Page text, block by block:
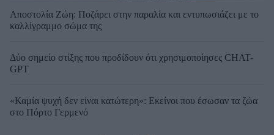
Αποστολία Ζώη: Ποζάρει στην παραλία και εντυπωσιάζει με το
καλλίγραμμο σώμα της
Δύο σημείο στίξης που προδίδουν ότι χρησιμοποίησες CHAT-
GPT
«Καμία ψυχή δεν είναι κατώτερη»: Εκείνοι που έσωσαν τα ζώα
στο Πόρτο Γερμενό